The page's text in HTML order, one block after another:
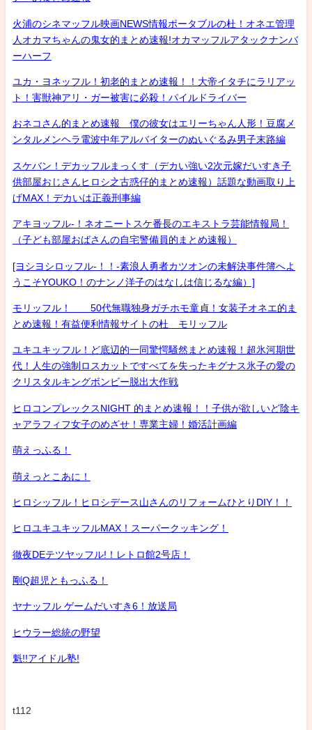
火浦のシネマッフル映画NEWS情報ポータブルの杜！オネエ管理
人オカマちゃんの鬼女的まとめ速報!オカマッフルアタックナンバ
ーハーフ
ユカ・ヨネッフル！初老的まとめ速報！！大帝イタチにラリアッ
ト！害獣神アリ・ガー被害に必殺！パイルドライバー
おネコさん的まとめ速報 僕の彼女はエリーちゃん人形！豆腐メ
ンタルメンヘラ電波中年アルバイターのぬいぐるみ男子末路編
スケバン！デカッフルまっくす（デカい強い2次元嫁だいすき子
供部屋おじさんヒロシ之古惑仔的まとめ速報）話題な動画取り上
げMAX！デカいは正義刑事編
アキヨッフル-！ネオニートスケ番長のエキストラ芸能情報局！
（子ども部屋おばさんの自宅警備員的まとめ速報）
[ヨシヨシロッフル-！！-素浪人勇者カツオンの未解決事件簿へよ
うこそYOUKO！のナンノ洋子のはなしは信じるな編）]
モリッフル！ 50代無職独身ガチホモ童貞！女装子オネエ的ま
とめ速報！有益便利情報サイトの杜 モリッフル
ユキユキッフル！ど底辺的一同驚愕騒然まとめ速報！超氷河期世
代！人生の強制ロスカットですべてを失ったキグナス氷子の愛の
クリスタルキングボンビー脱出大作戦
ヒロコンプレックスNIGHT 的まとめ速報！！子供が欲しいど陰キ
ャアラフィフ女子のめざせ！専業主婦！婚活計画編
萌えっふる！
萌えっとこあに！
ヒロシッフル！ヒロシデース山さんのリフォームひとりDIY！！
ヒロユキユキッフルMAX！スーパークッキング！
徹夜DEテツヤッフル!！レトロ館2号店！
剛Q超児ともっふる！
ヤナッフル ゲームだいすき6！放送局
ヒウラー総統の野望
魁!!アイドル塾!
t112